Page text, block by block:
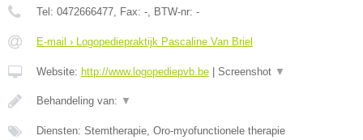
Tel: 0472666477 , Fax: - , BTW-nr: -
E-mail › Logopediepraktijk Pascaline Van Briel
Website: http://www.logopediepvb.be | Screenshot ▼
Behandeling van: ▼
Diensten: Stemtherapie, Oro-myofunctionele therapie